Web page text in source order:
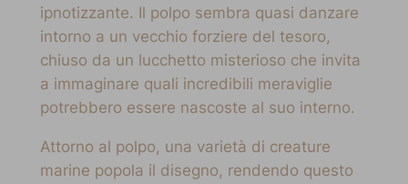
ipnotizzante. Il polpo sembra quasi danzare
intorno a un vecchio forziere del tesoro,
chiuso da un lucchetto misterioso che invita
a immaginare quali incredibili meraviglie
potrebbero essere nascoste al suo interno.
Attorno al polpo, una varietà di creature
marine popola il disegno, rendendo questo